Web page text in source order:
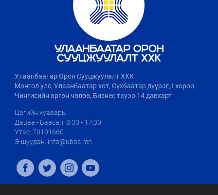
Улаанбаатар Орон Сууцжуулалт ХХК
Монгол улс, Улаанбаатар хот, Сүхбаатар дүүрэг, I хороо,
Чингисийн өргөн чөлөө, Бизнес тауэр 14 давхарт
Цагийн хуваарь:
Даваа - Баасан: 8:30 - 17:30
Утас: 70101660
Э-шуудан: info@ubos.mn